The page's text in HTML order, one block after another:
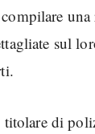
sul
di